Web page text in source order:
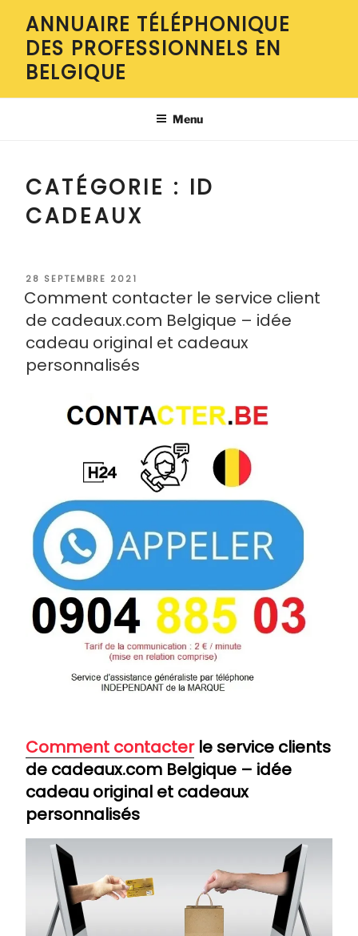
contenu
principal
ANNUAIRE TÉLÉPHONIQUE
DES PROFESSIONNELS EN
BELGIQUE
Menu
CATÉGORIE : ID
CADEAUX
PUBLIÉ
LE
28 SEPTEMBRE 2021
Comment contacter le service client
de cadeaux.com Belgique – idée
cadeau original et cadeaux
personnalisés
Comment contacterle service clients
de cadeaux.com Belgique – idée
cadeau original et cadeaux
personnalisés